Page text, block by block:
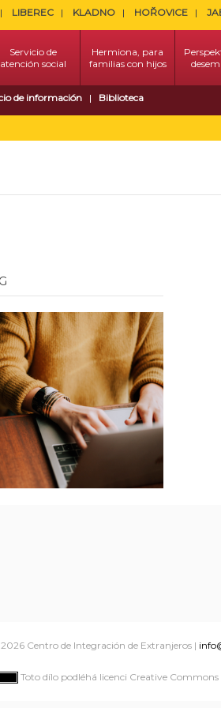
LIBEREC KLADNO HOŘOVICE
Servicio de
atención social
Hermiona, para
familias con hijos
de información Biblioteca
Centro de Integración de Extranjeros |
Toto dílo podléhá licenci Creative